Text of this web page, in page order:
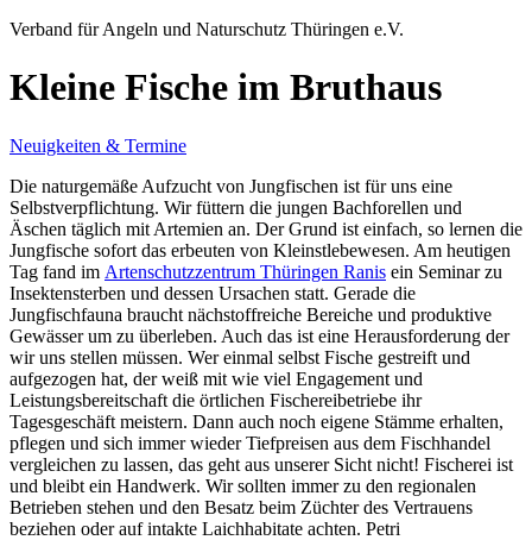
Verband für Angeln und Naturschutz Thüringen e.V.
Kleine Fische im Bruthaus
Neuigkeiten & Termine
Die naturgemäße Aufzucht von Jungfischen ist für uns eine
Selbstverpflichtung. Wir füttern die jungen Bachforellen und
Äschen täglich mit Artemien an. Der Grund ist einfach, so lernen die
Jungfische sofort das erbeuten von Kleinstlebewesen. Am heutigen
Tag fand im Artenschutzzentrum Thüringen Ranis ein Seminar zu
Insektensterben und dessen Ursachen statt. Gerade die
Jungfischfauna braucht nächstoffreiche Bereiche und produktive
Gewässer um zu überleben. Auch das ist eine Herausforderung der
wir uns stellen müssen. Wer einmal selbst Fische gestreift und
aufgezogen hat, der weiß mit wie viel Engagement und
Leistungsbereitschaft die örtlichen Fischereibetriebe ihr
Tagesgeschäft meistern. Dann auch noch eigene Stämme erhalten,
pflegen und sich immer wieder Tiefpreisen aus dem Fischhandel
vergleichen zu lassen, das geht aus unserer Sicht nicht! Fischerei ist
und bleibt ein Handwerk. Wir sollten immer zu den regionalen
Betrieben stehen und den Besatz beim Züchter des Vertrauens
beziehen oder auf intakte Laichhabitate achten. Petri